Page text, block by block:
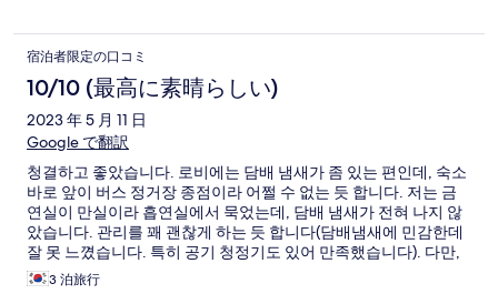
宿泊者限定の口コミ
10/10 (最高に素晴らしい)
2023 年 5 月 11 日
Google で翻訳
청결하고 좋았습니다. 로비에는 담배 냄새가 좀 있는 편인데, 숙소
바로 앞이 버스 정거장 종점이라 어쩔 수 없는 듯 합니다. 저는 금
연실이 만실이라 흡연실에서 묵었는데, 담배 냄새가 전혀 나지 않
았습니다. 관리를 꽤 괜찮게 하는 듯 합니다(담배냄새에 민감한데
잘 못 느꼈습니다. 특히 공기 청정기도 있어 만족했습니다). 다만,
가족 여행을 오기에는 방이 좀 좁아보입니다. 애인과 단 둘이 쓰는
건 좋아 보입니다.
3 泊旅行